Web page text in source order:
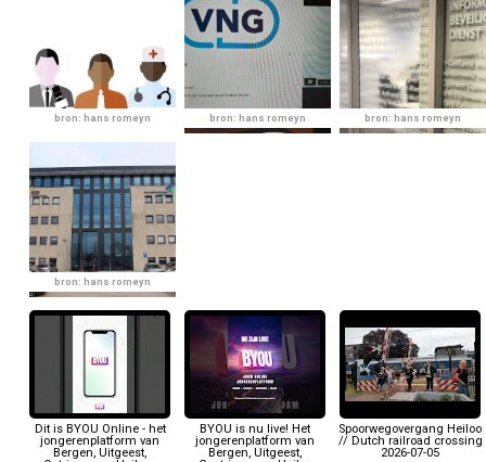
bron: hans romeyn bron: hans romeyn bron: hans romeyn
bron: hans romeyn
Dit is BYOU Online - het
jongerenplatform van
Bergen, Uitgeest,
BYOU is nu live! Het
jongerenplatform van
Bergen, Uitgeest,
Spoorwegovergang Heiloo
// Dutch railroad crossing
2026-07-05